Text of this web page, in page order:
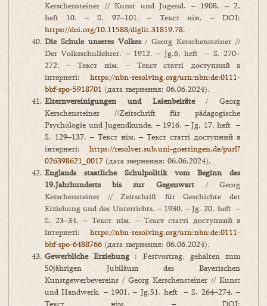
Kerschensteiner // Kunst und Jugend. – 1908. – 2,
heft 10. – S. 97–101. – Текст нім. – DOI:
https://doi.org/10.11588/diglit.31819.78.
Die Schule unseres Volkes/ Georg Kerschensteiner //
Der Volksschullehrer. – 1912. – Jg.6, heft – S. 270–
272. – Текст нім. – Текст статті доступний в
інтернеті: https://nbn-resolving.org/urn:nbn:de:0111-
bbf-spo-5918701 (дата звернення: 06.06.2024).
Elternvereinigungen
und Laienbeiräte/ Georg
Kerschensteiner //Zeitschrift für pädagogische
Psychologie und Jugendkunde. – 1916. – Jg. 17, heft –
S. 129–137. – Текст нім. – Текст статті доступний в
інтернеті: https://resolver.sub.uni-goettingen.de/purl?
026398621_0017 (дата звернення: 06.06.2024).
Englands staatliche Schulpolitik vom Beginn des
19.Jahrhunderts bis zur Gegenwart/ Georg
Kerschensteiner // Zeitschrift für Geschichte der
Erziehung und des Unterrichts. – 1930. – Jg. 20, heft –
S. 23–34. – Текст нім. – Текст статті доступний в
інтернеті: https://nbn-resolving.org/urn:nbn:de:0111-
bbf-spo-6488766 (дата звернення: 06.06.2024).
Gewerbliche Erziehung : Festvortrag, gehalten zum
50jährigen Jubiläum des Bayerischen
Kunstgewerbevereins / Georg Kerschensteiner // Kunst
und Handwerk. – 1901. – Jg.51, heft – S. 264–274. –
Текст нім. – DOI: